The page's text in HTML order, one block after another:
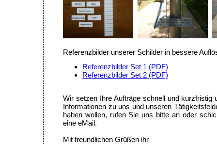
Referenzbilder unserer Schilder in bessere
Referenzbilder Set 1 (PDF)
Referenzbilder Set 2 (PDF)
Wir setzen Ihre Aufträge schnell und kurzfristig
Informationen zu uns und unseren
haben wollen, rufen Sie uns bitte an oder
eine eMail.
Mit freundlichen Grüßen ihr